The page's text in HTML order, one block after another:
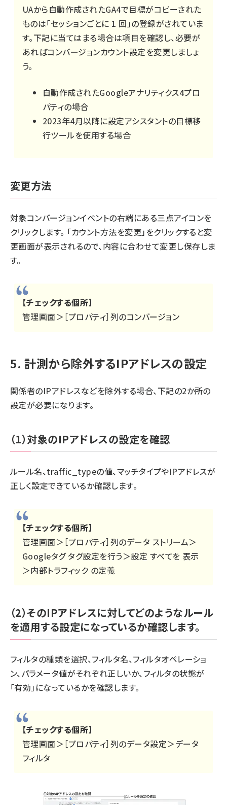
UAから自動作成されたGA4で目標がコピーされた
ものは「セッションごとに 1 回」の登録がされていま
す。下記に当てはまる場合は項目を確認し、必要が
あればコンバージョンカウント設定を変更しましょ
う。
自動作成されたGoogleアナリティクス4プロ
パティの場合
2023年4月以降に設定アシスタントの目標移
行ツールを使用する場合
変更方法
対象コンバージョンイベントの右端にある三点アイコンを
クリックします。 「カウント方法を変更」をクリックすると変
更画面が表示されるので、内容に合わせて変更し保存しま
す。
【チェックする個所】
管理画面＞［プロパティ］列のコンバージョン
5. 計測から除外するIPアドレスの設定
関係者のIPアドレスなどを除外する場合、下記の2か所の
設定が必要になります。
（1）対象のIPアドレスの設定を確認
ルール名、traffic_typeの値、マッチタイプやIPアドレスが
正しく設定できているか確認します。
【チェックする個所】
管理画面＞［プロパティ］列のデータ ストリーム＞
Googleタグ タグ設定を行う＞設定 すべてを 表示
＞内部トラフィック の定義
（2）そのIPアドレスに対してどのようなルール
を適用する設定になっているか確認します。
フィルタの種類を選択、フィルタ名、フィルタオペレーショ
ン、パラメータ値がそれぞれ正しいか、フィルタの状態が
「有効」になっているかを確認します。
【チェックする個所】
管理画面＞［プロパティ］列のデータ設定＞データ
フィルタ